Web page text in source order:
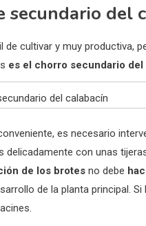
secundario del
de cultivar y muy productiva,
es el chorro secundario del
es necesario
delicadamente con unas
de los brotes no debe
de la planta principal.